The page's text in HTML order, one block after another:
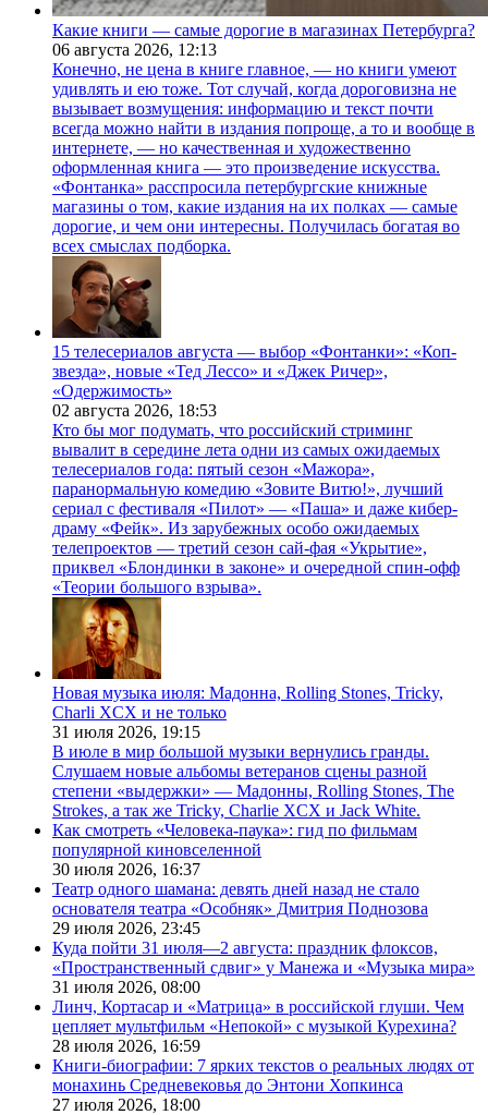
Какие книги — самые дорогие в магазинах Петербурга?
06 августа 2026, 12:13
Конечно, не цена в книге главное, — но книги умеют
удивлять и ею тоже. Тот случай, когда дороговизна не
вызывает возмущения: информацию и текст почти
всегда можно найти в издания попроще, а то и вообще в
интернете, — но качественная и художественно
оформленная книга — это произведение искусства.
«Фонтанка» расспросила петербургские книжные
магазины о том, какие издания на их полках — самые
дорогие, и чем они интересны. Получилась богатая во
всех смыслах подборка.
15 телесериалов августа — выбор «Фонтанки»: «Коп-
звезда», новые «Тед Лессо» и «Джек Ричер»,
«Одержимость»
02 августа 2026, 18:53
Кто бы мог подумать, что российский стриминг
вывалит в середине лета одни из самых ожидаемых
телесериалов года: пятый сезон «Мажора»,
паранормальную комедию «Зовите Витю!», лучший
сериал с фестиваля «Пилот» — «Паша» и даже кибер-
драму «Фейк». Из зарубежных особо ожидаемых
телепроектов — третий сезон сай-фая «Укрытие»,
приквел «Блондинки в законе» и очередной спин-офф
«Теории большого взрыва».
Новая музыка июля: Мадонна, Rolling Stones, Tricky,
Charli XCX и не только
31 июля 2026, 19:15
В июле в мир большой музыки вернулись гранды.
Слушаем новые альбомы ветеранов сцены разной
степени «выдержки» — Мадонны, Rolling Stones, The
Strokes, а так же Tricky, Charlie XCX и Jack White.
Как смотреть «Человека-паука»: гид по фильмам
популярной киновселенной
30 июля 2026, 16:37
Театр одного шамана: девять дней назад не стало
основателя театра «Особняк» Дмитрия Поднозова
29 июля 2026, 23:45
Куда пойти 31 июля—2 августа: праздник флоксов,
«Пространственный сдвиг» у Манежа и «Музыка мира»
31 июля 2026, 08:00
Линч, Кортасар и «Матрица» в российской глуши. Чем
цепляет мультфильм «Непокой» с музыкой Курехина?
28 июля 2026, 16:59
Книги-биографии: 7 ярких текстов о реальных людях от
монахинь Средневековья до Энтони Хопкинса
27 июля 2026, 18:00